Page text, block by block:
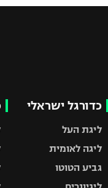
כדורגל ישראלי
ליגת העל
ליגה לאומית
גביע הטוטו